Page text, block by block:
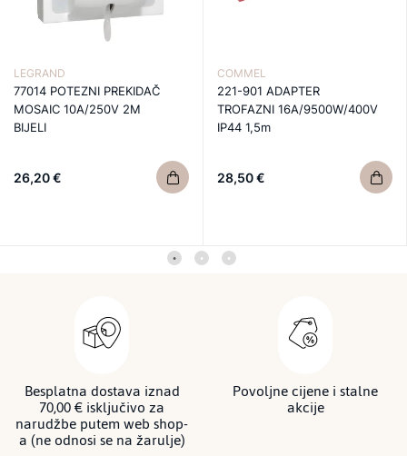
LEGRAND
77014 POTEZNI PREKIDAČ
MOSAIC 10A/250V 2M
BIJELI
26,20 €
COMMEL
221-901 ADAPTER
TROFAZNI 16A/9500W/400V
IP44 1,5m
28,50 €
Besplatna dostava iznad
70,00 € isključivo za
narudžbe putem web shop-
a (ne odnosi se na žarulje)
Povoljne cijene i stalne
akcije